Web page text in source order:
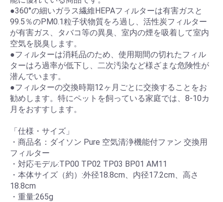
●360°の細いガラス繊維HEPAフィルターは有害ガスと
99.5％のPM0.1粒子状物質をろ過し、活性炭フィルター
が有害ガス、タバコ等の異臭、室内の煙を吸着して室内
空気を脱臭します。
●フィルターは消耗品のため、使用期間の切れたフィル
ターはろ過率が低下し、二次汚染など様ざまな危険性が
潜んでいます。
●フィルターの交換時期12ヶ月ごとに交換することをお
勧めします。特にペットを飼っている家庭では、8-10カ
月をおすすします。
「仕様・サイズ」
・商品名：ダイソン Pure 空気清浄機能付ファン 交換用
フィルター
・対応モデル:TP00 TP02 TP03 BP01 AM11
・本体サイズ（約）:外径18.8cm、内径17.2cm、高さ
18.8cm
・重量:265g